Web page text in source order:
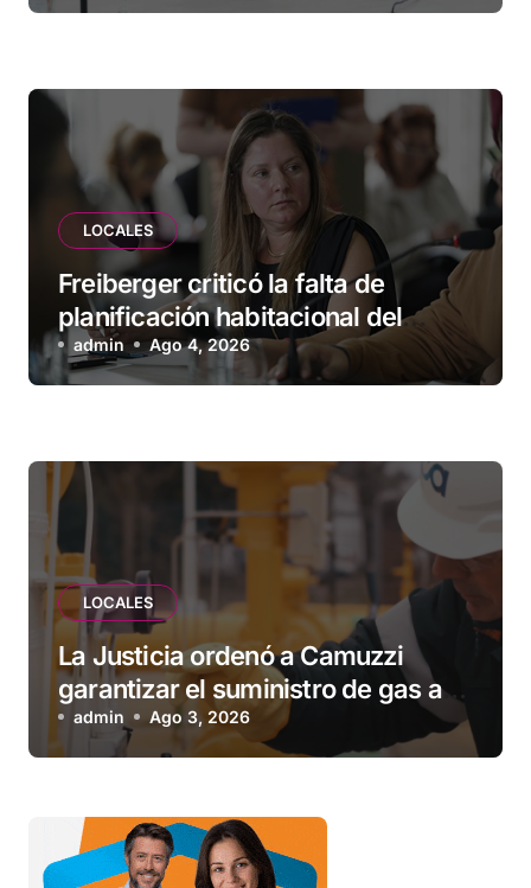
empresas
LOCALES
Freiberger criticó la falta de
planificación habitacional del
Municipio: “Vuoto deja afuera a
vecinos que llevan más de 20 años
admin Ago 4, 2026
LOCALES
La Justicia ordenó a Camuzzi
garantizar el suministro de gas a
una familia de Tolhuin
admin Ago 3, 2026